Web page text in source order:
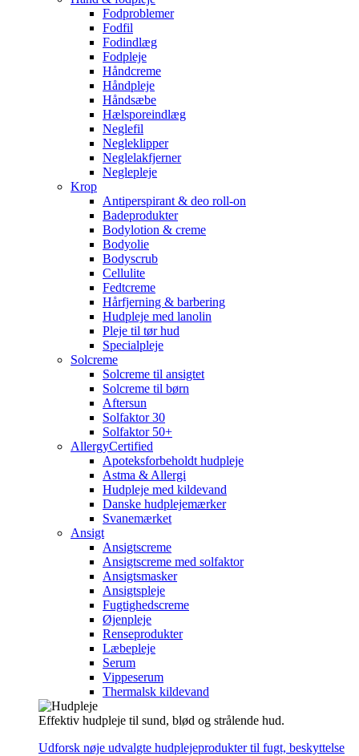
Fodproblemer
Fodfil
Fodindlæg
Fodpleje
Håndcreme
Håndpleje
Håndsæbe
Hælsporeindlæg
Neglefil
Negleklipper
Neglelakfjerner
Neglepleje
Krop
Antiperspirant & deo roll-on
Badeprodukter
Bodylotion & creme
Bodyolie
Bodyscrub
Cellulite
Fedtcreme
Hårfjerning & barbering
Hudpleje med lanolin
Pleje til tør hud
Specialpleje
Solcreme
Solcreme til ansigtet
Solcreme til børn
Aftersun
Solfaktor 30
Solfaktor 50+
AllergyCertified
Apoteksforbeholdt hudpleje
Astma & Allergi
Hudpleje med kildevand
Danske hudplejemærker
Svanemærket
Ansigt
Ansigtscreme
Ansigtscreme med solfaktor
Ansigtsmasker
Ansigtspleje
Fugtighedscreme
Øjenpleje
Renseprodukter
Læbepleje
Serum
Vippeserum
Thermalsk kildevand
Effektiv hudpleje til sund, blød og strålende hud.
Udforsk nøje udvalgte hudplejeprodukter til fugt, beskyttelse